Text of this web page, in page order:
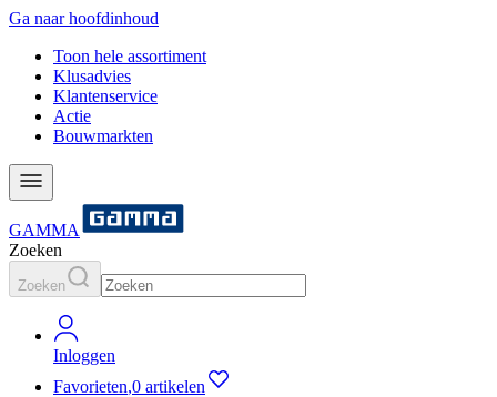
Ga naar hoofdinhoud
Toon hele assortiment
Klusadvies
Klantenservice
Actie
Bouwmarkten
GAMMA
Zoeken
Zoeken
Inloggen
Favorieten,0 artikelen